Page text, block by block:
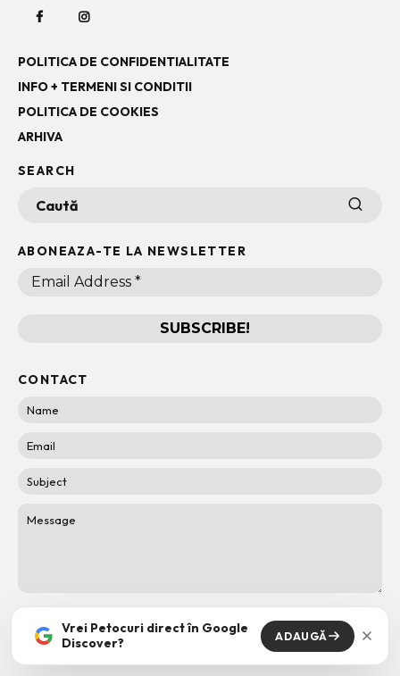
POLITICA DE CONFIDENTIALITATE
INFO + TERMENI SI CONDITII
POLITICA DE COOKIES
ARHIVA
SEARCH
ABONEAZA-TE LA NEWSLETTER
CONTACT
Vrei Petocuri direct în Google
Discover?
ADAUGĂ